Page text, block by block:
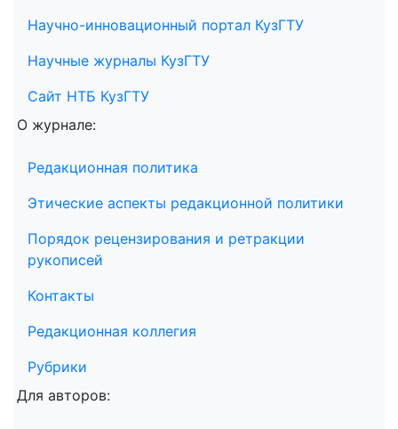
Научно-инновационный портал КузГТУ
Научные журналы КузГТУ
Сайт НТБ КузГТУ
О журнале:
Редакционная политика
Этические аспекты редакционной политики
Порядок рецензирования и ретракции
рукописей
Контакты
Редакционная коллегия
Рубрики
Для авторов: